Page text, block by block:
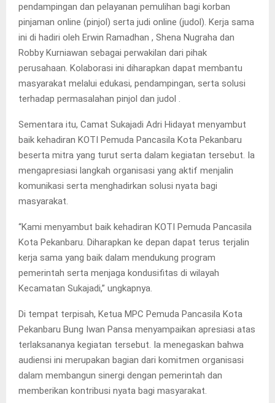
pendampingan dan pelayanan pemulihan bagi korban
pinjaman online (pinjol) serta judi online (judol). Kerja sama
ini di hadiri oleh Erwin Ramadhan , Shena Nugraha dan
Robby Kurniawan sebagai perwakilan dari pihak
perusahaan. Kolaborasi ini diharapkan dapat membantu
masyarakat melalui edukasi, pendampingan, serta solusi
terhadap permasalahan pinjol dan judol .
Sementara itu, Camat Sukajadi Adri Hidayat menyambut
baik kehadiran KOTI Pemuda Pancasila Kota Pekanbaru
beserta mitra yang turut serta dalam kegiatan tersebut. Ia
mengapresiasi langkah organisasi yang aktif menjalin
komunikasi serta menghadirkan solusi nyata bagi
masyarakat.
“Kami menyambut baik kehadiran KOTI Pemuda Pancasila
Kota Pekanbaru. Diharapkan ke depan dapat terus terjalin
kerja sama yang baik dalam mendukung program
pemerintah serta menjaga kondusifitas di wilayah
Kecamatan Sukajadi,” ungkapnya.
Di tempat terpisah, Ketua MPC Pemuda Pancasila Kota
Pekanbaru Bung Iwan Pansa menyampaikan apresiasi atas
terlaksananya kegiatan tersebut. Ia menegaskan bahwa
audiensi ini merupakan bagian dari komitmen organisasi
dalam membangun sinergi dengan pemerintah dan
memberikan kontribusi nyata bagi masyarakat.